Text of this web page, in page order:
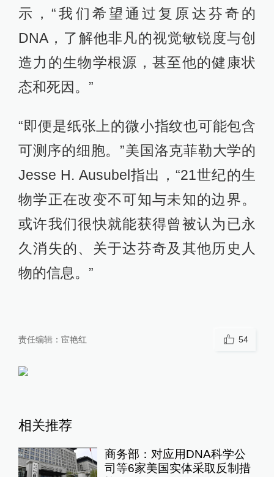
示，“我们希望通过复原达芬奇的
DNA，了解他非凡的视觉敏锐度与创
造力的生物学根源，甚至他的健康状
态和死因。”
“即便是纸张上的微小指纹也可能包含
可测序的细胞。”美国洛克菲勒大学的
Jesse H. Ausubel指出，“21世纪的生
物学正在改变不可知与未知的边界。
或许我们很快就能获得曾被认为已永
久消失的、关于达芬奇及其他历史人
物的信息。”
责任编辑： 宦艳红 54
相关推荐
商务部：对应用DNA科学公
司等6家美国实体采取反制措